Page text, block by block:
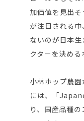
加価値を見出
が注目される
ないのが日本
クターを決める
小林ホップ農
には、「
り、国産品種